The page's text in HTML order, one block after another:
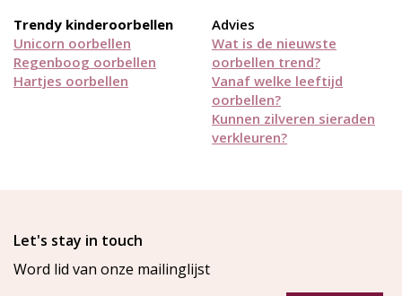
Trendy kinderoorbellen
Unicorn oorbellen
Regenboog oorbellen
Hartjes oorbellen
Advies
Wat is de nieuwste
oorbellen trend?
Vanaf welke leeftijd
oorbellen?
Kunnen zilveren sieraden
verkleuren?
Let's stay in touch
Word lid van onze mailinglijst